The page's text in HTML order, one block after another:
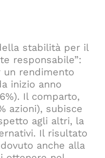
stabilità per il
responsabile”:
un rendimento
inizio anno
Il comparto,
azioni), subisce
agli altri, la
Il risultato
anche alla